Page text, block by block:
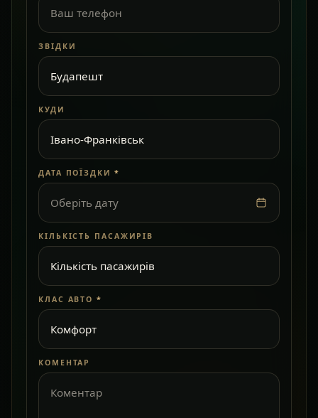
ЗВІДКИ
КУДИ
ДАТА ПОЇЗДКИ *
Оберіть дату
КІЛЬКІСТЬ ПАСАЖИРІВ
КЛАС АВТО *
КОМЕНТАР